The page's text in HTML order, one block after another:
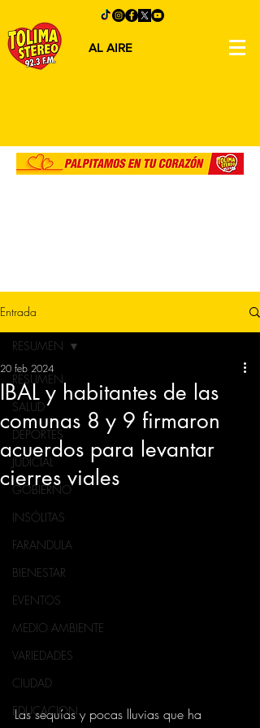
AL AIRE
Entrada
RESUMEN
SALUD
DEPORTES
JUDICIAL
GOBIERNO
INSÓLITAS
FARANDULA
BIENESTAR
EVENTOS
MEDIO AMBIENTE
VARIEDADES
CIUDAD
EDUCACION
RESUMEN
IBAL y habitantes de las
comunas 8 y 9 firmaron
acuerdos para levantar
cierres viales
20 feb 2024
Las sequías y pocas lluvias que ha